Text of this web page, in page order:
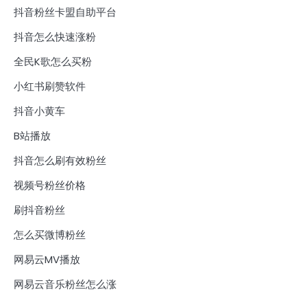
抖音粉丝卡盟自助平台
抖音怎么快速涨粉
全民K歌怎么买粉
小红书刷赞软件
抖音小黄车
B站播放
抖音怎么刷有效粉丝
视频号粉丝价格
刷抖音粉丝
怎么买微博粉丝
网易云MV播放
网易云音乐粉丝怎么涨